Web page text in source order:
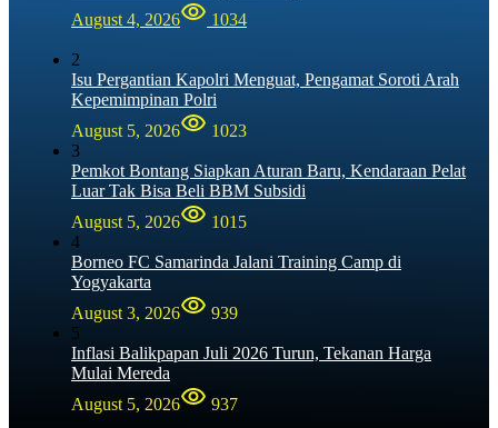
August 4, 2026
1034
2
Isu Pergantian Kapolri Menguat, Pengamat Soroti Arah
Kepemimpinan Polri
August 5, 2026
1023
3
Pemkot Bontang Siapkan Aturan Baru, Kendaraan Pelat
Luar Tak Bisa Beli BBM Subsidi
August 5, 2026
1015
4
Borneo FC Samarinda Jalani Training Camp di
Yogyakarta
August 3, 2026
939
5
Inflasi Balikpapan Juli 2026 Turun, Tekanan Harga
Mulai Mereda
August 5, 2026
937